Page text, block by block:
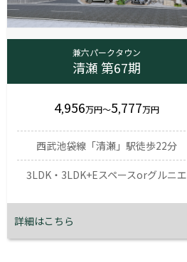
兼六パークタウン
清瀬 第67期
4,956万円～5,777万円
西武池袋線「清瀬」駅徒歩22分
3LDK・3LDK+Eスペースorグルニエ